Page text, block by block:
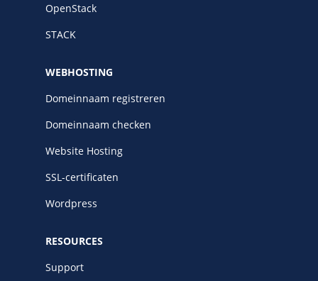
OpenStack
STACK
WEBHOSTING
Domeinnaam registreren
Domeinnaam checken
Website Hosting
SSL-certificaten
Wordpress
RESOURCES
Support